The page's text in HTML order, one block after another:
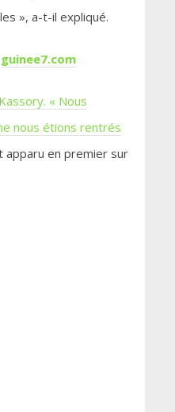
», a-t-il expliqué.
guinee7.com
« Nous
nous étions rentrés
en premier sur